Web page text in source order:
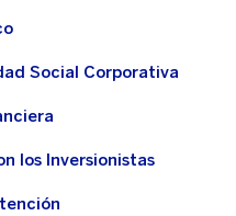
Social Corporativa
los Inversionistas